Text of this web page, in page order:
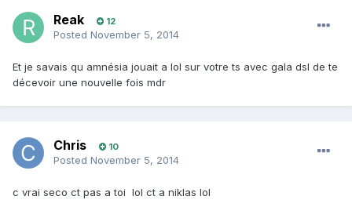
Reak 12
Posted November 5, 2014
Et je savais qu amnésia jouait a lol sur votre ts avec gala dsl de te
décevoir une nouvelle fois mdr
Chris 10
Posted November 5, 2014
c vrai seco ct pas a toi lol ct a niklas lol